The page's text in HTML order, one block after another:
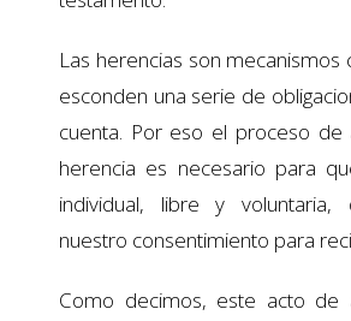
Las herencias son mecanismos
esconden una serie de
cuenta. Por eso el proceso de
herencia es necesario para
individual, libre y
nuestro consentimiento para
Como decimos, este acto de